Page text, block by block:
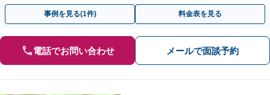
解決・防止に努めます。
事例を見る(1件) 料金表を見る
電話でお問い合わせ メールで面談予約